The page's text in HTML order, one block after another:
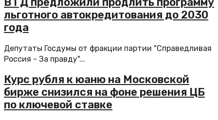
льготного автокредитования до 2030
года
Депутаты Госдумы от фракции партии "Справедливая
Россия - За правду"...
Курс рубля к юаню на Московской
бирже снизился на фоне решения ЦБ
по ключевой ставке